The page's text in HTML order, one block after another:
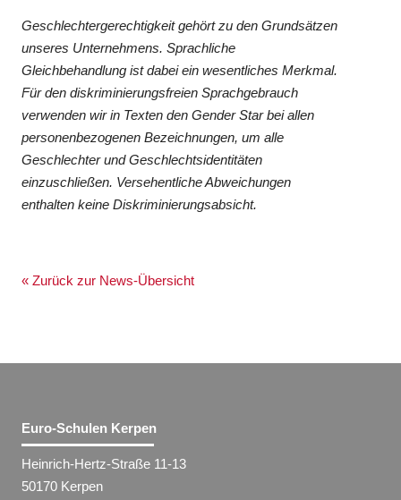
Geschlechtergerechtigkeit gehört zu den Grundsätzen
unseres Unternehmens. Sprachliche
Gleichbehandlung ist dabei ein wesentliches Merkmal.
Für den diskriminierungsfreien Sprachgebrauch
verwenden wir in Texten den Gender Star bei allen
personenbezogenen Bezeichnungen, um alle
Geschlechter und Geschlechtsidentitäten
einzuschließen. Versehentliche Abweichungen
enthalten keine Diskriminierungsabsicht.
« Zurück zur News-Übersicht
Euro-Schulen Kerpen
Heinrich-Hertz-Straße 11-13
50170 Kerpen